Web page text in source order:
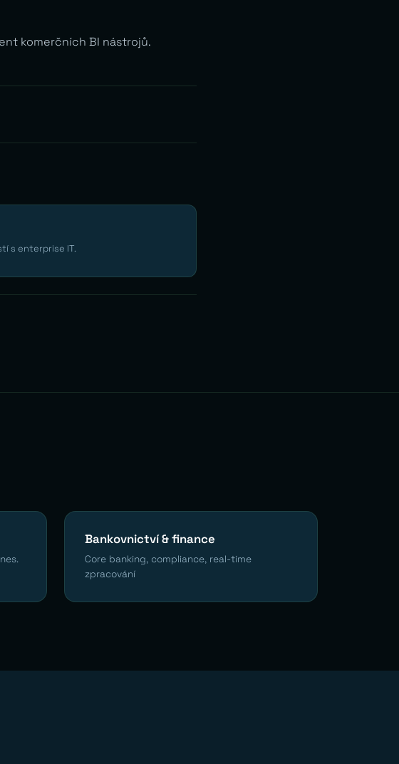
komerčních BI nástrojů.
s enterprise IT.
Bankovnictví & finance
Core banking, compliance, real-time
zpracování